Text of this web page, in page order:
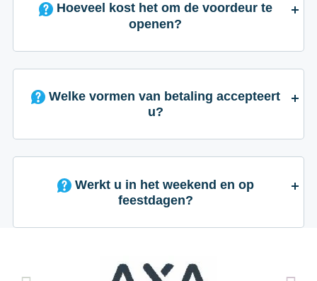
Hoeveel kost het om de voordeur te
openen?
Welke vormen van betaling accepteert
u?
Werkt u in het weekend en op
feestdagen?